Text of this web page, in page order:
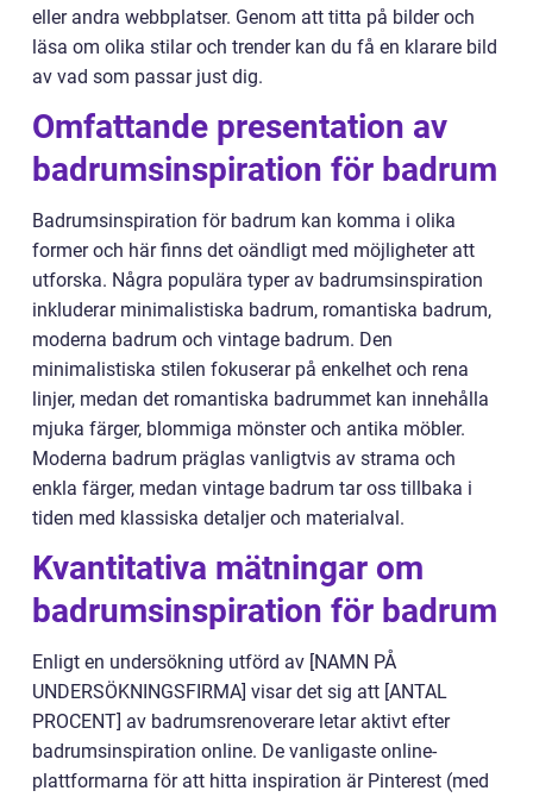
eller andra webbplatser. Genom att titta på bilder och
läsa om olika stilar och trender kan du få en klarare bild
av vad som passar just dig.
Omfattande presentation av
badrumsinspiration för badrum
Badrumsinspiration för badrum kan komma i olika
former och här finns det oändligt med möjligheter att
utforska. Några populära typer av badrumsinspiration
inkluderar minimalistiska badrum, romantiska badrum,
moderna badrum och vintage badrum. Den
minimalistiska stilen fokuserar på enkelhet och rena
linjer, medan det romantiska badrummet kan innehålla
mjuka färger, blommiga mönster och antika möbler.
Moderna badrum präglas vanligtvis av strama och
enkla färger, medan vintage badrum tar oss tillbaka i
tiden med klassiska detaljer och materialval.
Kvantitativa mätningar om
badrumsinspiration för badrum
Enligt en undersökning utförd av [NAMN PÅ
UNDERSÖKNINGSFIRMA] visar det sig att [ANTAL
PROCENT] av badrumsrenoverare letar aktivt efter
badrumsinspiration online. De vanligaste online-
plattformarna för att hitta inspiration är Pinterest (med